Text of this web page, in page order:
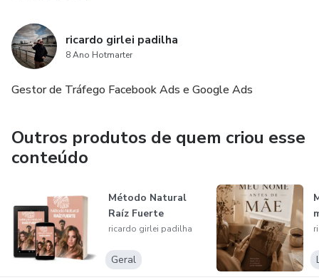
ricardo girlei padilha
8 Ano Hotmarter
Gestor de Tráfego Facebook Ads e Google Ads
Outros produtos de quem criou esse
conteúdo
Método Natural
Raíz Fuerte
ricardo girlei padilha
Geral